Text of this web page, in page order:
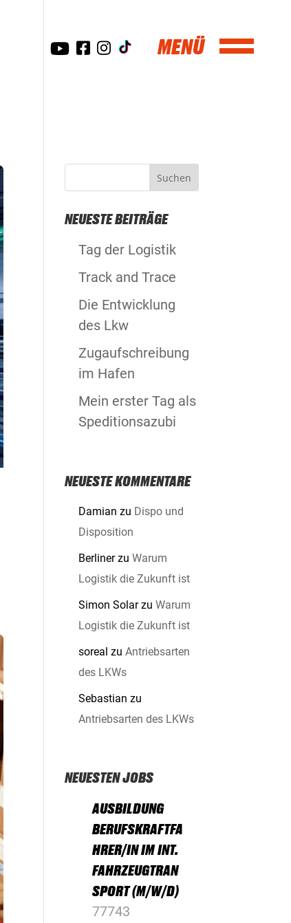
NEUESTE BEITRÄGE
Tag der Logistik
Track and Trace
Die Entwicklung
des Lkw
Zugaufschreibung
im Hafen
Mein erster Tag als
Speditionsazubi
NEUESTE KOMMENTARE
Damian zu Dispo und
Disposition
BerlinerzuWarum
Logistik die Zukunft ist
Simon SolarzuWarum
Logistik die Zukunft ist
soreal zuAntriebsarten
des LKWs
Sebastian zu
Antriebsarten des LKWs
NEUESTEN JOBS
AUSBILDUNG
BERUFSKRAFTFA
HRER/IN IM INT.
FAHRZEUGTRAN
SPORT (M/W/D)
77743